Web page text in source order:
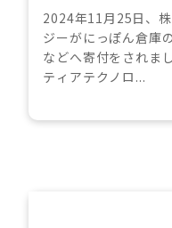
2024年11月25日、
ジーがにっぽん倉庫
などへ寄付をされま
ティアテクノロ...